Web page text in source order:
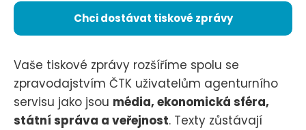
Chci dostávat tiskové zprávy
Vaše tiskové zprávy rozšíříme spolu se
zpravodajstvím ČTK uživatelům agenturního
servisu jako jsou média, ekonomická sféra,
státní správa a veřejnost. Texty zůstávají